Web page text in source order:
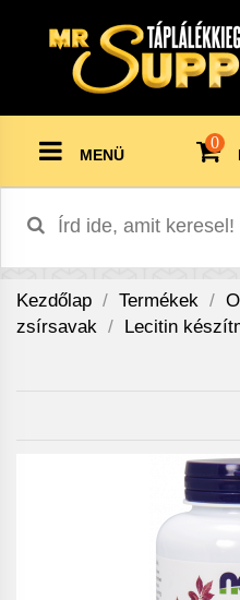
MENÜ
0
Kezdőlap Termékek
zsírsavak
Lecitin